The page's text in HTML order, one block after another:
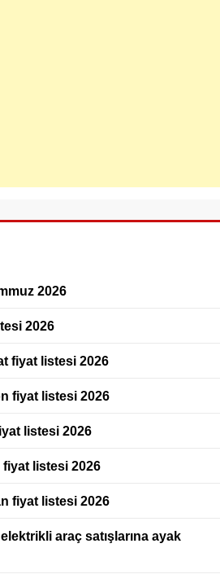
2026
2026
fiyat listesi 2026
fiyat listesi 2026
listesi 2026
listesi 2026
fiyat listesi 2026
araç satışlarına ayak